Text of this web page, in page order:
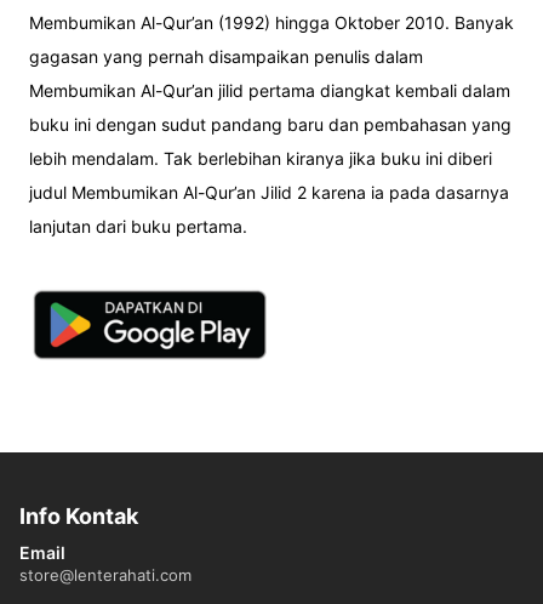
Membumikan Al-Qur’an (1992) hingga Oktober 2010. Banyak
gagasan yang pernah disampaikan penulis dalam
Membumikan Al-Qur’an jilid pertama diangkat kembali dalam
buku ini dengan sudut pandang baru dan pembahasan yang
lebih mendalam. Tak berlebihan kiranya jika buku ini diberi
judul Membumikan Al-Qur’an Jilid 2 karena ia pada dasarnya
lanjutan dari buku pertama.
Info Kontak
Email
store@lenterahati.com